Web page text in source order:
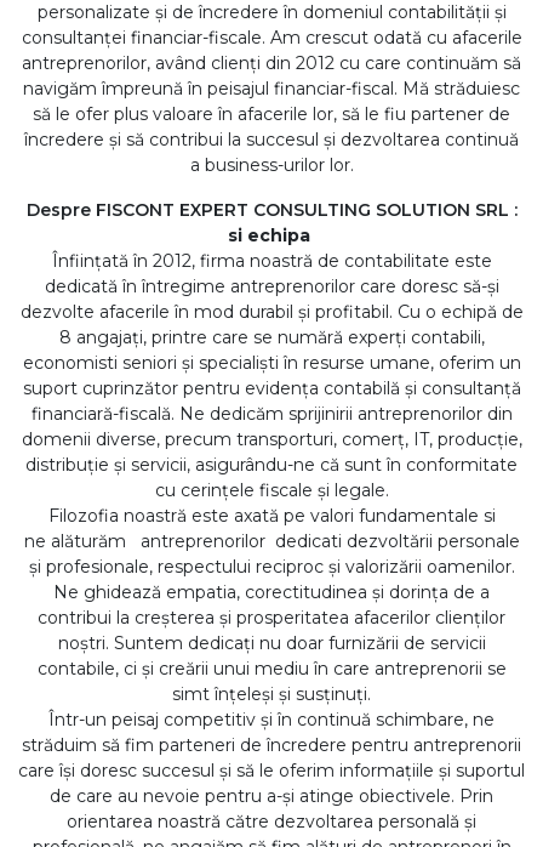
personalizate și de încredere în domeniul contabilității și
consultanței financiar-fiscale. Am crescut odată cu afacerile
antreprenorilor, având clienți din 2012 cu care continuăm să
navigăm împreună în peisajul financiar-fiscal. Mă străduiesc
să le ofer plus valoare în afacerile lor, să le fiu partener de
încredere și să contribui la succesul și dezvoltarea continuă
a business-urilor lor.
Despre FISCONT EXPERT CONSULTING SOLUTION SRL :
si echipa
Înființată în 2012, firma noastră de contabilitate este
dedicată în întregime antreprenorilor care doresc să-și
dezvolte afacerile în mod durabil și profitabil. Cu o echipă de
8 angajați, printre care se numără experți contabili,
economisti seniori și specialiști în resurse umane, oferim un
suport cuprinzător pentru evidența contabilă și consultanță
financiară-fiscală. Ne dedicăm sprijinirii antreprenorilor din
domenii diverse, precum transporturi, comerț, IT, producție,
distribuție și servicii, asigurându-ne că sunt în conformitate
cu cerințele fiscale și legale.
Filozofia noastră este axată pe valori fundamentale si
ne alăturăm antreprenorilor dedicati dezvoltării personale
și profesionale, respectului reciproc și valorizării oamenilor.
Ne ghidează empatia, corectitudinea și dorința de a
contribui la creșterea și prosperitatea afacerilor clienților
noștri. Suntem dedicați nu doar furnizării de servicii
contabile, ci și creării unui mediu în care antreprenorii se
simt înțeleși și susținuți.
Într-un peisaj competitiv și în continuă schimbare, ne
străduim să fim parteneri de încredere pentru antreprenorii
care își doresc succesul și să le oferim informațiile și suportul
de care au nevoie pentru a-și atinge obiectivele. Prin
orientarea noastră către dezvoltarea personală și